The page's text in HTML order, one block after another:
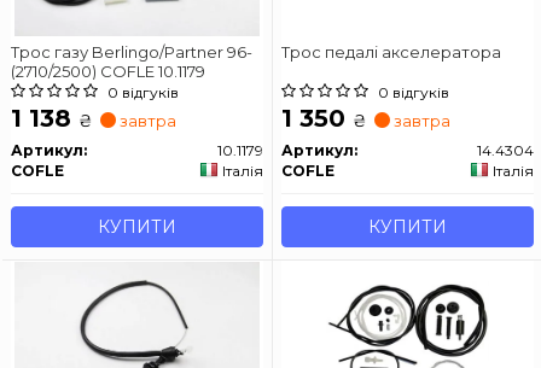
Трос газу Berlingo/Partner 96-
(2710/2500) COFLE 10.1179
0 відгуків
1 138 ₴ завтра
Артикул:
10.1179
COFLE
Італія
КУПИТИ
Трос педалі акселератора
0 відгуків
1 350 ₴ завтра
Артикул:
14.4304
COFLE
Італія
КУПИТИ